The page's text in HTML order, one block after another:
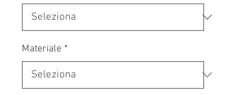
Materiale *